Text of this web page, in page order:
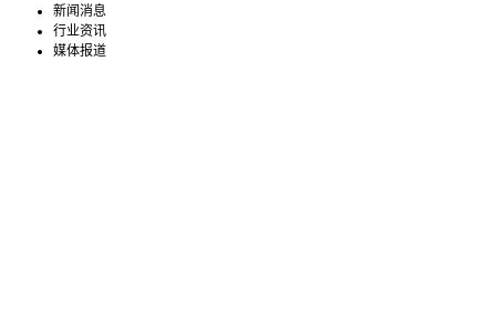
新闻消息
行业资讯
媒体报道